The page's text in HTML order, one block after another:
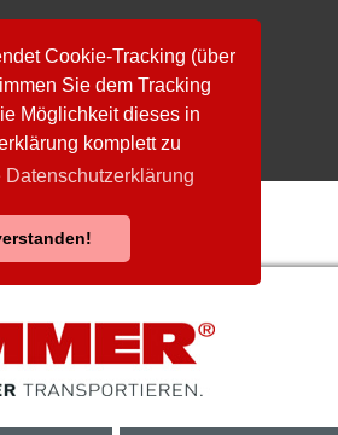
Cookie-Tracking (über
Sie dem Tracking
Möglichkeit dieses in
komplett zu
Datenschutzerklärung